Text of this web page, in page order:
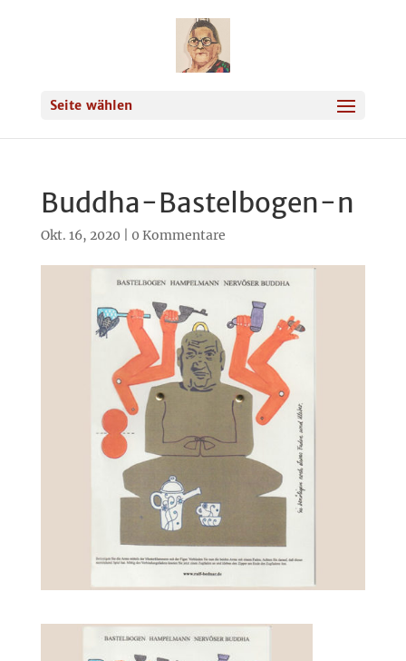
Seite wählen
Buddha-Bastelbogen-n
Okt. 16, 2020 0 Kommentare